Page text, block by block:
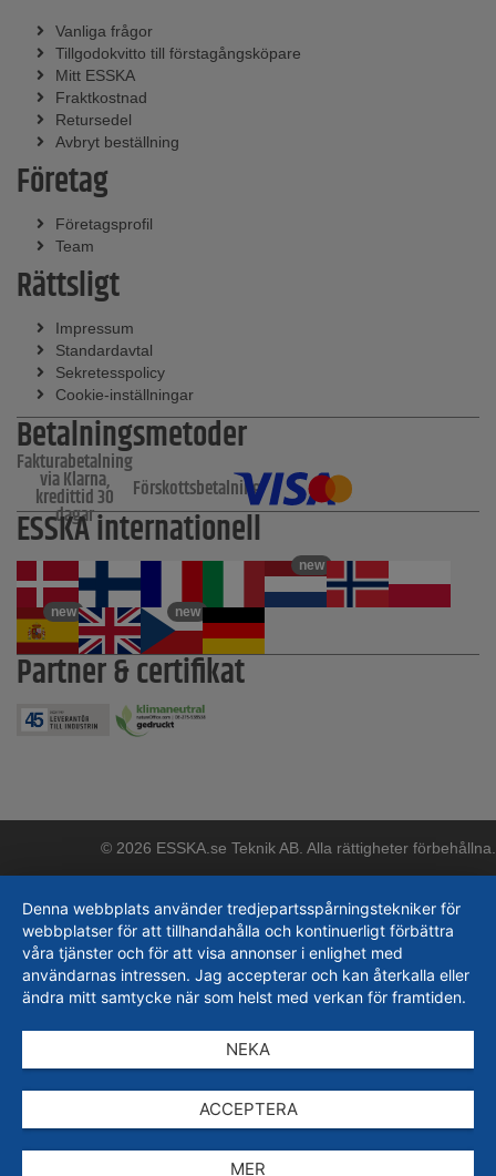
Vanliga frågor
Tillgodokvitto till förstagångsköpare
Mitt ESSKA
Fraktkostnad
Retursedel
Avbryt beställning
Företag
Företagsprofil
Team
Rättsligt
Impressum
Standardavtal
Sekretesspolicy
Cookie-inställningar
Betalningsmetoder
Fakturabetalning
via Klarna,
kredittid 30
dagar
Förskottsbetalning
ESSKA internationell
new
new new
Partner & certifikat
© 2026 ESSKA.se Teknik AB. Alla rättigheter förbehållna.
Denna webbplats använder tredjepartsspårningstekniker för
webbplatser för att tillhandahålla och kontinuerligt förbättra
våra tjänster och för att visa annonser i enlighet med
användarnas intressen. Jag accepterar och kan återkalla eller
ändra mitt samtycke när som helst med verkan för framtiden.
NEKA
ACCEPTERA
MER